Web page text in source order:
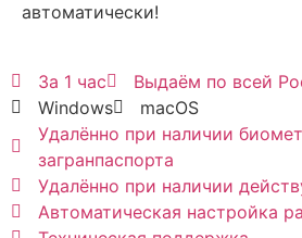
автоматически!
За 1 час
Выдаём по всей
Windows
macOS
Удалённо при наличии
загранпаспорта
Удалённо при наличии
Автоматическая настройка